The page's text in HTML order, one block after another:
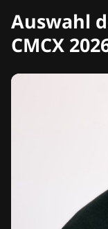
Auswahl
CMCX